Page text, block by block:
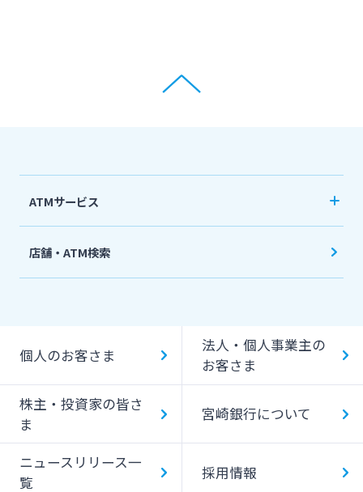
ATMサービス
機能一覧
キャッシング提携先
一日あたりのご利用限度額
ATM Operation Guide
店舗・ATM検索
個人のお客さま
法人・個人事業主の
お客さま
株主・投資家の皆さ
ま
宮崎銀行について
ニュースリリース一
覧
採用情報